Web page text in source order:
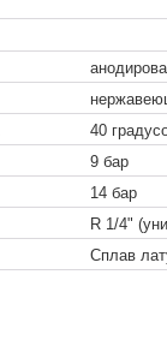
40
9 бар
14 бар
R 1/4"
Сплав